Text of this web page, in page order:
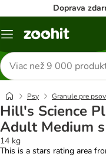
Doprava
Kategórie
Hľadať
produkty
Psy Granule pre psov
Hill's Science
Adult Medium
14 kg
This is a stars rating area